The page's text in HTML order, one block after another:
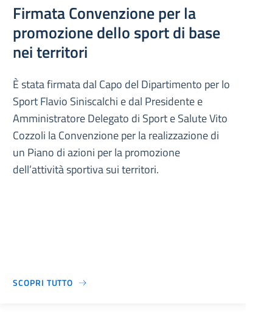
Firmata Convenzione per la
promozione dello sport di base
nei territori
È stata firmata dal Capo del Dipartimento per lo
Sport Flavio Siniscalchi e dal Presidente e
Amministratore Delegato di Sport e Salute Vito
Cozzoli la Convenzione per la realizzazione di
un Piano di azioni per la promozione
dell’attività sportiva sui territori.
SCOPRI TUTTO